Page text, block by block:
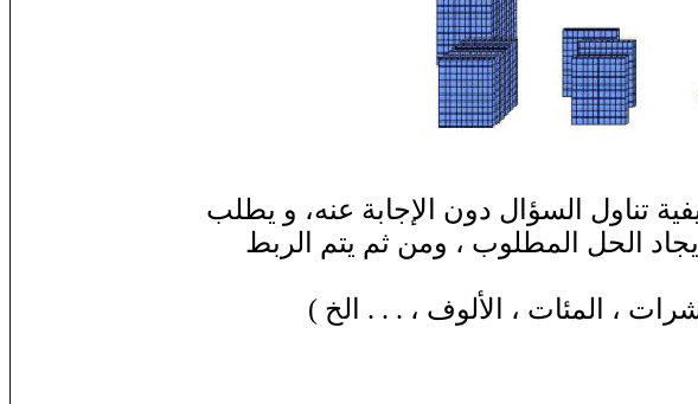
تناول السؤال دون الإجابة عنه، و يطلب
الحل المطلوب ، ومن ثم يتم الربط
، المئات ، الألوف ، . . . الخ )